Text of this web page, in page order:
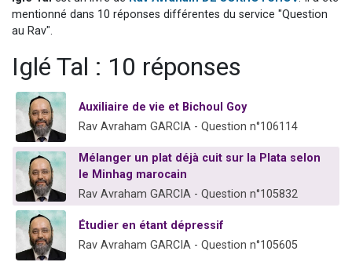
13 personnes viennent de demander une bénédiction
Il reste 49 places pour étudier en groupe sur Zoom
12 nouvelles musiques dans Torah-Box Music
mentionné dans 10 réponses différentes du service "Question
au Rav".
Iglé Tal : 10 réponses
Auxiliaire de vie et Bichoul Goy
Rav Avraham GARCIA - Question n°106114
Mélanger un plat déjà cuit sur la Plata selon
le Minhag marocain
Rav Avraham GARCIA - Question n°105832
Étudier en étant dépressif
Rav Avraham GARCIA - Question n°105605